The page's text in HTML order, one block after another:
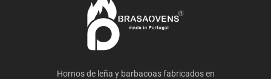
Hornos de leña y barbacoas fabricados en